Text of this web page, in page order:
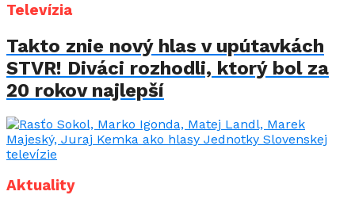
Televízia
Takto znie nový hlas v upútavkách
STVR! Diváci rozhodli, ktorý bol za
20 rokov najlepší
Aktuality